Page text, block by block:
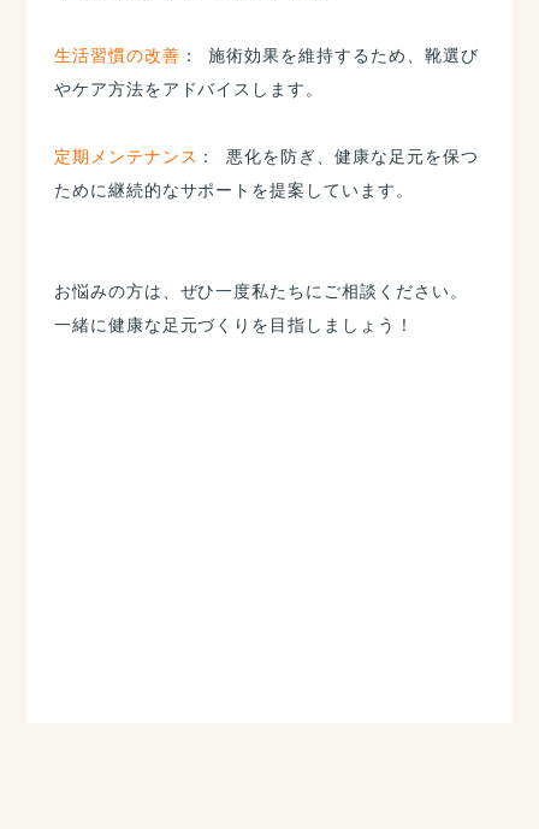
生活習慣の改善 ： 施術効果を維持するため、靴選び
やケア方法をアドバイスします。
定期メンテナンス ： 悪化を防ぎ、健康な足元を保つ
ために継続的なサポートを提案しています。
​お悩みの方は、ぜひ一度私たちにご相談ください。
一緒に健康な足元づくりを目指しましょう！